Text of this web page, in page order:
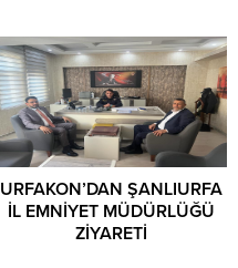
URFAKON’DAN ŞANLIURFA
İL EMNİYET MÜDÜRLÜĞÜ
ZİYARETİ